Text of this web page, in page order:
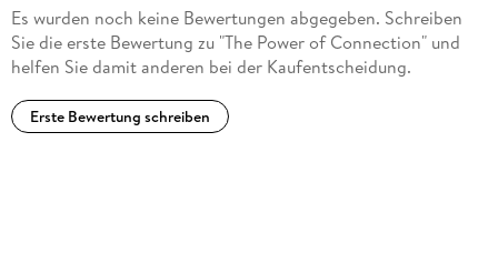
Es wurden noch keine Bewertungen abgegeben. Schreiben
Sie die erste Bewertung zu "The Power of Connection" und
helfen Sie damit anderen bei der Kaufentscheidung.
Erste Bewertung schreiben